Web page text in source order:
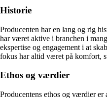
Historie
Producenten har en lang og rig
har været aktive i branchen i
ekspertise og engagement i at
fokus har altid været på komfort,
Ethos og værdier
Producentens ethos og værdier er